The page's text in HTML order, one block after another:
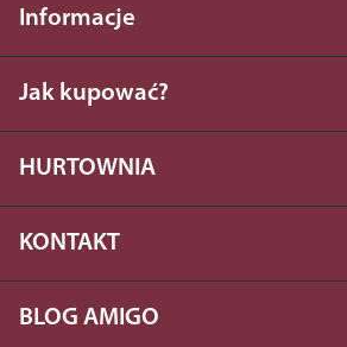
Informacje
Jak kupować?
HURTOWNIA
KONTAKT
BLOG AMIGO